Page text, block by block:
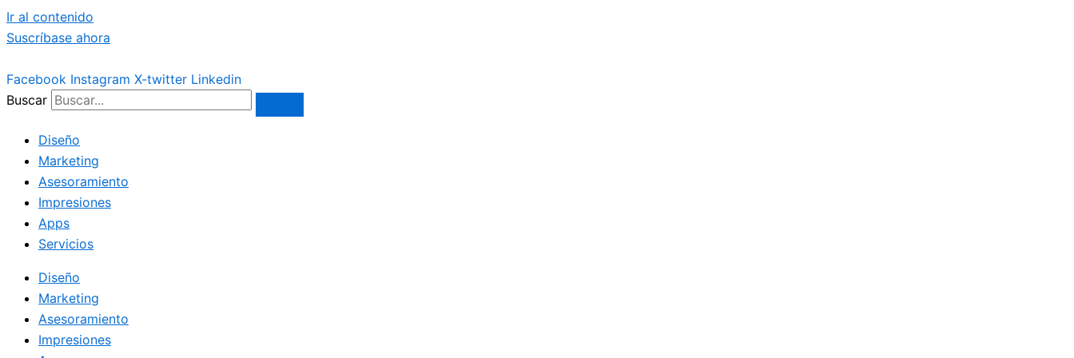
Ir al contenido
Suscríbase ahora
Facebook Instagram X-twitter Linkedin
Buscar
Diseño
Marketing
Asesoramiento
Impresiones
Apps
Servicios
Diseño
Marketing
Asesoramiento
Impresiones